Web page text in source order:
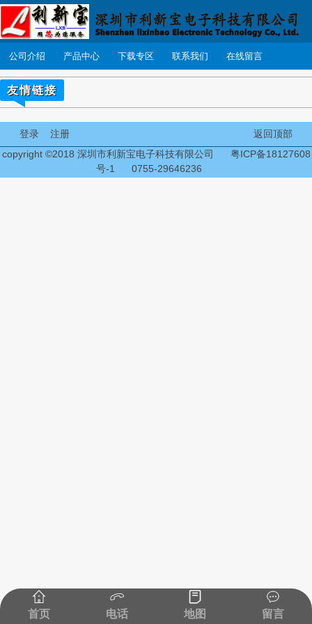
公司介绍 产品中心 下载专区 联系我们 在线留言
友情链接
登录 注册
返回顶部
copyright ©2018 深圳市利新宝电子科技有限公司
粤ICP备18127608
号-1
0755-29646236
首页 电话 地图 留言